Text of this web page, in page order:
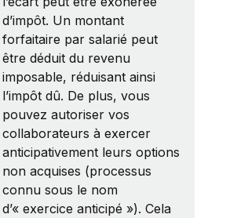
d’impôt. Un montant
forfaitaire par salarié peut
être déduit du revenu
imposable, réduisant ainsi
l’impôt dû. De plus, vous
pouvez autoriser vos
collaborateurs à exercer
anticipativement leurs options
non acquises (processus
connu sous le nom
d’« exercice anticipé »). Cela